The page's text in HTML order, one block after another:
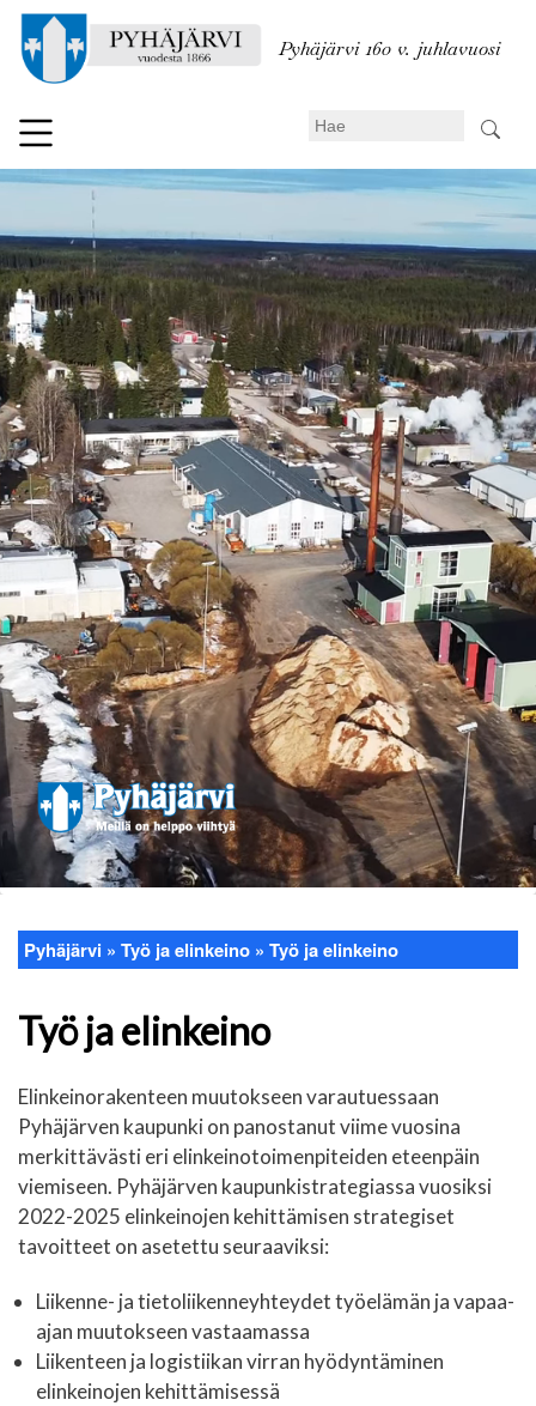
pääsisältöön
Pyhäjärvi 160 v. juhlavuosi
Search
Murupolku
Pyhäjärvi Työ ja elinkeino Työ ja elinkeino
Työ ja elinkeino
Elinkeinorakenteen muutokseen varautuessaan
Pyhäjärven kaupunki on panostanut viime vuosina
merkittävästi eri elinkeinotoimenpiteiden eteenpäin
viemiseen. Pyhäjärven kaupunkistrategiassa vuosiksi
2022-2025 elinkeinojen kehittämisen strategiset
tavoitteet on asetettu seuraaviksi:
Liikenne- ja tietoliikenneyhteydet työelämän ja vapaa-
ajan muutokseen vastaamassa
Liikenteen ja logistiikan virran hyödyntäminen
elinkeinojen kehittämisessä